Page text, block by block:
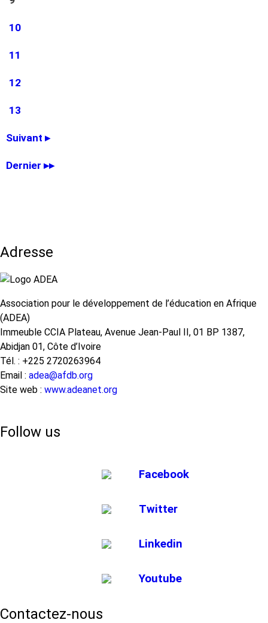
Page
10
Page
11
Page
12
Page
13
Page
Suivant ▸
Dernière
Dernier ▸▸
Adresse
Association pour le développement de l’éducation en Afrique
(ADEA)
Immeuble CCIA Plateau, Avenue Jean-Paul II, 01 BP 1387,
Abidjan 01, Côte d’Ivoire
Tél. : +225 2720263964
Email : adea@afdb.org
Site web : www.adeanet.org
Follow us
Facebook
Twitter
Linkedin
Youtube
Contactez-nous